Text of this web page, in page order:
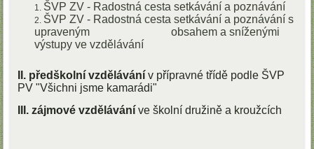
ŠVP ZV - Radostná cesta setkávání a poznávání
ŠVP ZV - Radostná cesta setkávání a poznávání s
upraveným obsahem a sníženými
výstupy ve vzdělávání
II. předškolní vzdělávání v přípravné třídě podle ŠVP
PV "Všichni jsme kamarádi"
III. zájmové vzdělávání ve školní družině a kroužcích